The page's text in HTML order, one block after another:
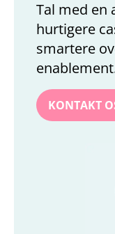
Tal med en
hurtigere
smartere
First name*
KONTAKT